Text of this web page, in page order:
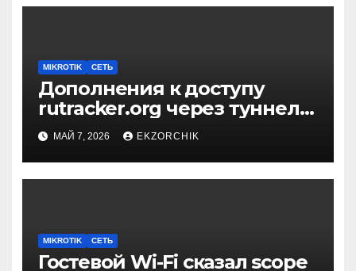
MIKROTIK СЕТЬ
Дополнения к доступу
rutracker.org через туннель
на Mikrotik
МАЙ 7, 2026 EKZORCHIK
MIKROTIK СЕТЬ
Гостевой Wi-Fi сказал scope